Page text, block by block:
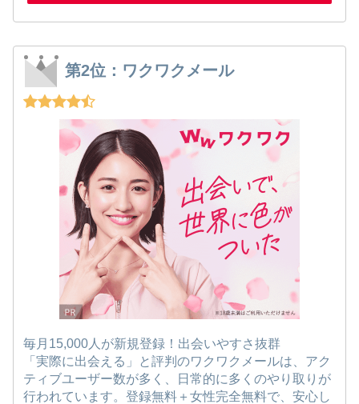
第2位：ワクワクメール
毎月15,000人が新規登録！出会いやすさ抜群
「実際に出会える」と評判のワクワクメールは、アク
ティブユーザー数が多く、日常的に多くのやり取りが
行われています。登録無料＋女性完全無料で、安心し